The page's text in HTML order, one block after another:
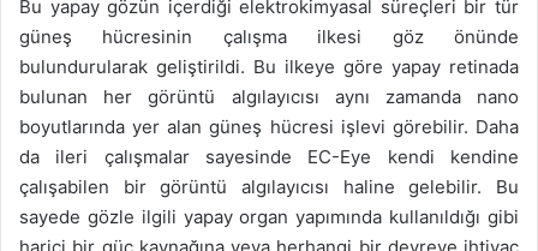
Bu yapay gözün içerdiği elektrokimyasal süreçleri bir tür
güneş hücresinin çalışma ilkesi göz önünde
bulundurularak geliştirildi. Bu ilkeye göre yapay retinada
bulunan her görüntü algılayıcısı aynı zamanda nano
boyutlarında yer alan güneş hücresi işlevi görebilir. Daha
da ileri çalışmalar sayesinde EC-Eye kendi kendine
çalışabilen bir görüntü algılayıcısı haline gelebilir. Bu
sayede gözle ilgili yapay organ yapımında kullanıldığı gibi